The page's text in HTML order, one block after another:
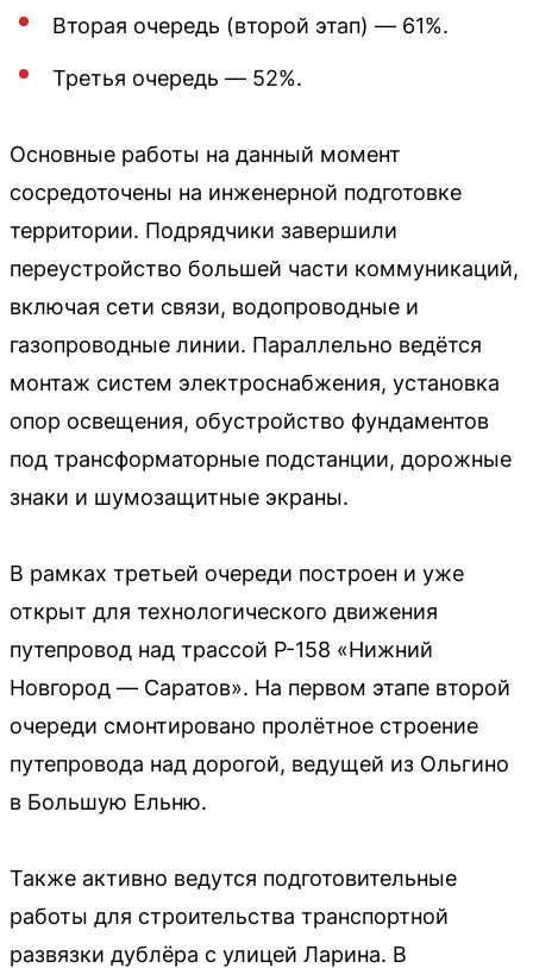
Вторая очередь (второй этап) — 61%.
Третья очередь — 52%.
Основные работы на данный момент
сосредоточены на инженерной подготовке
территории. Подрядчики завершили
переустройство большей части коммуникаций,
включая сети связи, водопроводные и
газопроводные линии. Параллельно ведётся
монтаж систем электроснабжения, установка
опор освещения, обустройство фундаментов
под трансформаторные подстанции, дорожные
знаки и шумозащитные экраны.
В рамках третьей очереди построен и уже
открыт для технологического движения
путепровод над трассой Р-158 «Нижний
Новгород — Саратов». На первом этапе второй
очереди смонтировано пролётное строение
путепровода над дорогой, ведущей из Ольгино
в Большую Ельню.
Также активно ведутся подготовительные
работы для строительства транспортной
развязки дублёра с улицей Ларина. В